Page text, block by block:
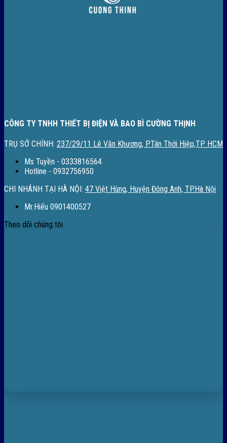
CÔNG TY TNHH THIẾT BỊ ĐIỆN VÀ BAO BÌ CƯỜNG THỊNH
TRỤ SỞ CHÍNH: 237/29/11 Lê Văn Khương, P.Tân Thới Hiệp,TP HCM
Ms Tuyền - 0333816564
Hotline - 0932756950
CHI NHÁNH TẠI HÀ NỘI: 47 Việt Hùng, Huyện Đông Anh, TP.Hà Nội
Mr.Hiếu 0901400527
Theo dõi chúng tôi